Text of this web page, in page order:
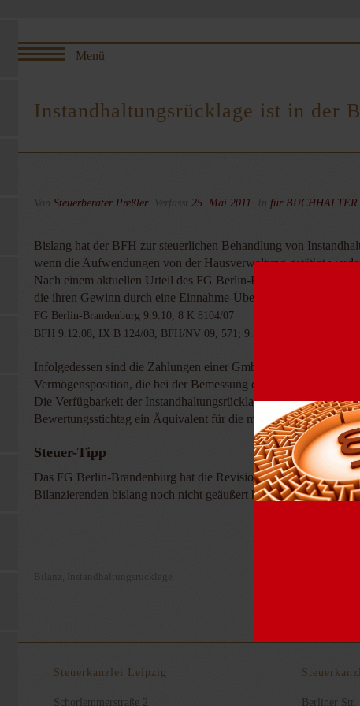
Instandhaltungsrücklage ist in der
Von Steuerberater Preßler Verfasst 25. Mai 2011 In für
Bislang hat der BFH zur steuerlichen Behandlung von
wenn die Aufwendungen von der Hausverwaltung getätigt
Nach einem aktuellen Urteil des FG Berlin-Brandenburg wird
die ihren Gewinn durch eine Einnahme-Überschuss-Rechnung
FG Berlin-Brandenburg 9.9.10, 8 K 8104/07
BFH 9.12.08, IX B 124/08, BFH/NV 09, 571; 9.10.91, II R 20/89
Infolgedessen sind die Zahlungen einer GmbH in die
Vermögensposition, die bei der Bemessung des Kaufpreises
Die Verfügbarkeit der Instandhaltungsrücklagen ist für den
Bewertungsstichtag ein Äquivalent für die mit dem Zeitablauf
Steuer-Tipp
Das FG Berlin-Brandenburg hat die Revision wegen
Bilanzierenden bislang noch nicht geäußert hat.
Bilanz , Instandhaltungsrücklage
Steuerkanzlei Leipzig
Schorlemmerstraße 2 Berliner Str.